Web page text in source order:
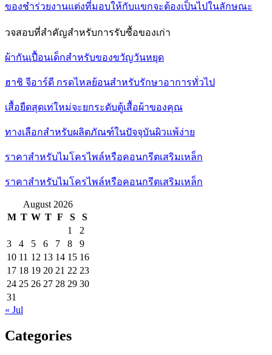
ของชำร่วยงานแต่งที่มอบให้กับแขกจะต้องเป็นไปในลักษณะ
วจสอบที่สำคัญสำหรับการรับซื้อของเก่า
ผ้ากันเปื้อนเด็กสำหรับของขวัญวันหยุด
ฮาชิ จีอาร์ดี กรดไหลย้อนสำหรับรักษาอาการทั่วไป
เสื้อยืดสุดเท่ใหม่จะยกระดับตู้เสื้อผ้าของคุณ
ทางเลือกสำหรับผลิตภัณฑ์ในปัจจุบันผิวแพ้ง่าย
ราคาสำหรับไมโครไพล์หรือคอนกรีตเสริมเหล็ก
ราคาสำหรับไมโครไพล์หรือคอนกรีตเสริมเหล็ก
August 2026
M T W T F S
S
1
2
3
4 5 6 7 8
9
10 11 12 13 14 15 16
17 18 19 20 21 22 23
24 25 26 27 28 29 30
31
« Jul
Categories